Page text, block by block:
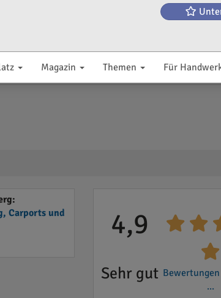
Magazin Themen Für
Carports und
4,9
Sehr gut
...